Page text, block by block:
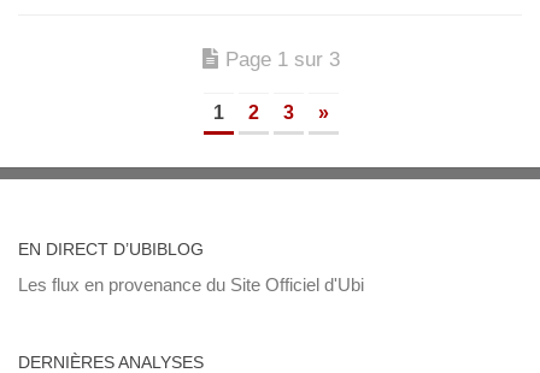
Page 1 sur 3
1 2 3 »
EN DIRECT D’UBIBLOG
Les flux en provenance du Site Officiel d'Ubi
DERNIÈRES ANALYSES